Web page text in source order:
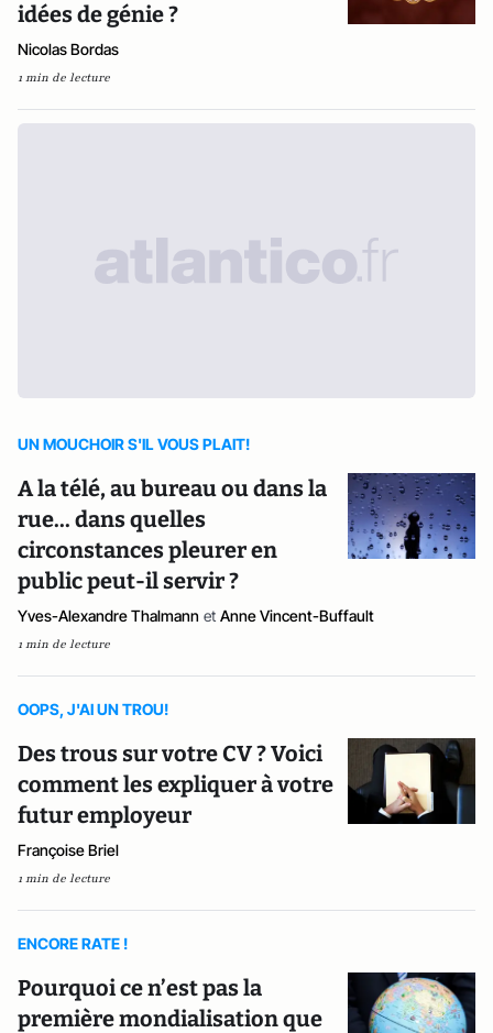
idées de génie ?
Nicolas Bordas
1 min de lecture
UN MOUCHOIR S'IL VOUS PLAIT!
A la télé, au bureau ou dans la
rue... dans quelles
circonstances pleurer en
public peut-il servir ?
Yves-Alexandre Thalmann et Anne Vincent-Buffault
1 min de lecture
OOPS, J'AI UN TROU!
Des trous sur votre CV ? Voici
comment les expliquer à votre
futur employeur
Françoise Briel
1 min de lecture
ENCORE RATE !
Pourquoi ce n’est pas la
première mondialisation que